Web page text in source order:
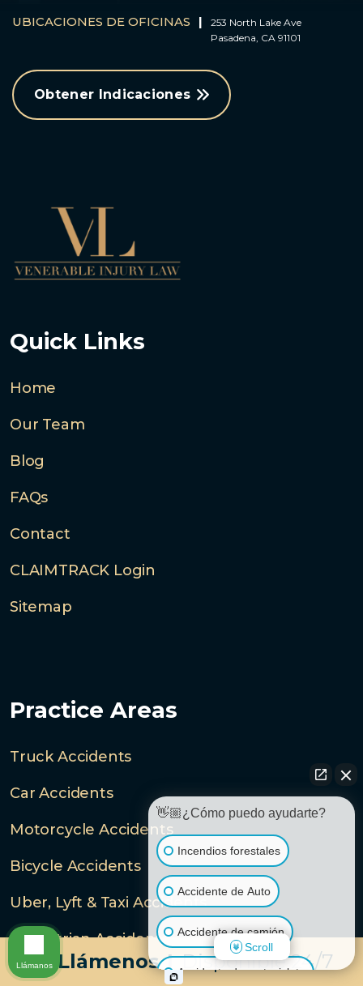
Llámenos | Disponible 24/7
UBICACIONES DE OFICINAS |
253 North Lake Ave
Pasadena, CA 91101
Obtener Indicaciones
Quick Links
Home
Our Team
Blog
FAQs
Contact
CLAIMTRACK Login
Sitemap
Practice Areas
Truck Accidents
Car Accidents
Motorcycle Accidents
Bicycle Accidents
Uber, Lyft & Taxi Accidents
Pedestrian Accidents
Dog Bites
👋🏼¿Cómo puedo ayudarte?
Incendios forestales
Accidente de Auto
Accidente de camión
Accidente de motocicleta
Scroll
Llámanos